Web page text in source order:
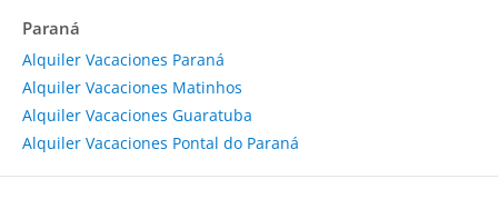
Paraná
Alquiler Vacaciones Paraná
Alquiler Vacaciones Matinhos
Alquiler Vacaciones Guaratuba
Alquiler Vacaciones Pontal do Paraná